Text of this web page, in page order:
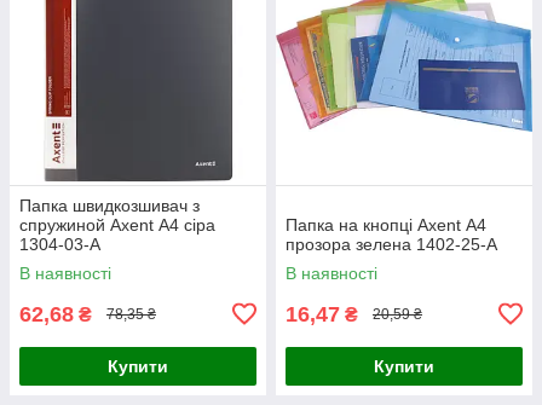
Папка швидкозшивач з
спружиной Axent А4 сіра
1304-03-А
В наявності
62,68 ₴ 78,35 ₴
Купити
Папка на кнопці Axent А4
прозора зелена 1402-25-А
В наявності
16,47 ₴ 20,59 ₴
Купити